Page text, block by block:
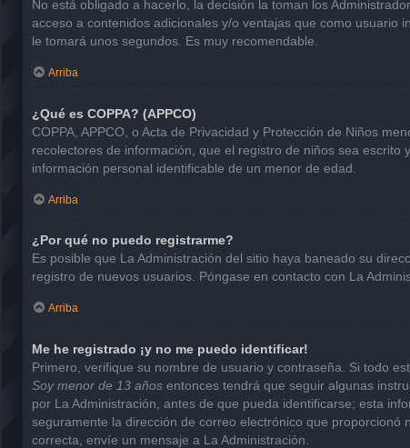
No está obligado a hacerlo, la decisión la toman los
acceso a contenidos adicionales y/o ventajas que como usuario
le tomará unos segundos. Es muy recomendable.
Arriba
¿Qué es COPPA? (APPCO)
COPPA, APPCO, o Acta de Privacidad y Protección de Niños
recolectores de información, que el registro de niños sea
información personal identificable de un menor de edad.
Arriba
¿Por qué no puedo registrarme?
Es posible que La Administración del sitio haya baneado su
registro de nuevos usuarios. Póngase en contacto con La
Arriba
Me he registrado ¡y no me puedo identificar!
Primero, verifique su nombre de usuario y contraseña. Si todo
Soy menor de 13 años entonces tendrá que seguir algunas
por La Administración, antes de que pueda identificarse; esta
seguramente la dirección de correo electrónico que
correcta, envíe un mensaje a La Administración.